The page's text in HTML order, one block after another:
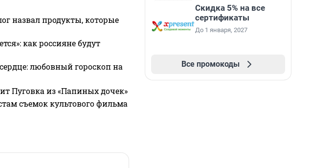
назвал продукты, которые
как россияне будут
любовный гороскоп на
Пуговка из «Папиных дочек»
съемок культового фильма
Скидка 5% на все
сертификаты
До 1 января, 2027
Все промокоды